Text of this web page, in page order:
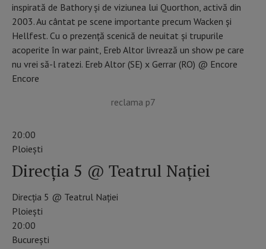
inspirată de Bathory și de viziunea lui Quorthon, activă din
2003. Au cântat pe scene importante precum Wacken și
Hellfest. Cu o prezență scenică de neuitat și trupurile
acoperite în war paint, Ereb Altor livrează un show pe care
nu vrei să-l ratezi. Ereb Altor (SE) x Gerrar (RO) @ Encore
Encore
reclama p7
20:00
Ploieşti
Direcția 5 @ Teatrul Nației
Direcția 5 @ Teatrul Nației
Ploiești
20:00
Bucureşti